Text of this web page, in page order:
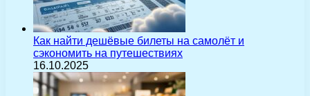
Как найти дешёвые билеты на самолёт и
сэкономить на путешествиях
16.10.2025